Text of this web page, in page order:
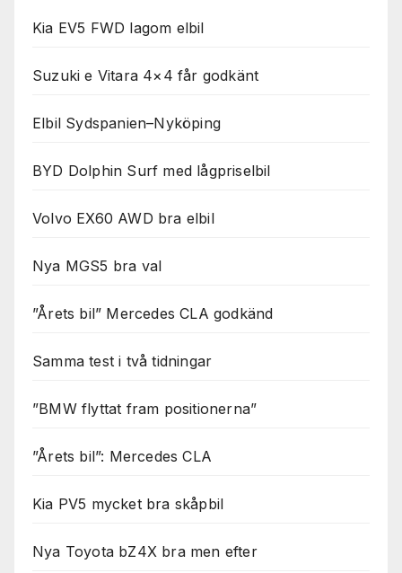
Kia EV5 FWD lagom elbil
Suzuki e Vitara 4×4 får godkänt
Elbil Sydspanien–Nyköping
BYD Dolphin Surf med lågpriselbil
Volvo EX60 AWD bra elbil
Nya MGS5 bra val
”Årets bil” Mercedes CLA godkänd
Samma test i två tidningar
”BMW flyttat fram positionerna”
”Årets bil”: Mercedes CLA
Kia PV5 mycket bra skåpbil
Nya Toyota bZ4X bra men efter